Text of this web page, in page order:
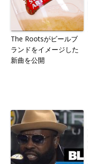
The Rootsがビールブ
ランドをイメージした
新曲を公開